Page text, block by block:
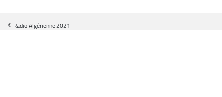
© Radio Algérienne 2021